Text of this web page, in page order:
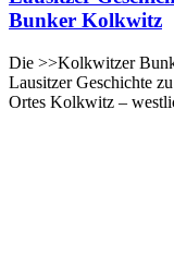
Bunker Kolkwitz
Die >>Kolkwitzer
Lausitzer Geschichte
Ortes Kolkwitz –